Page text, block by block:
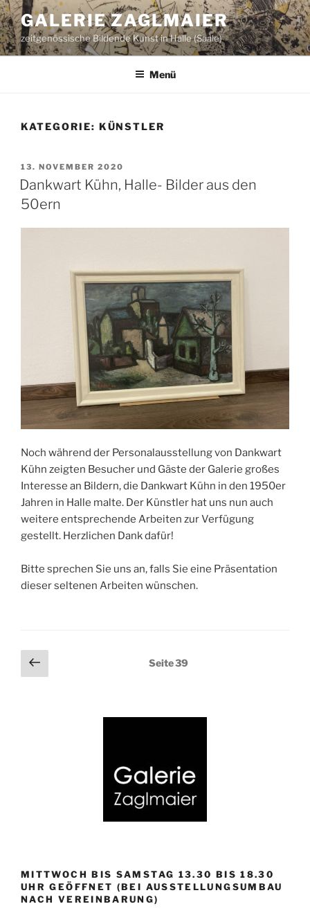
Zum
Inhalt
springen
GALERIE ZAGLMAIER
zeitgenössische Bildende Kunst in Halle (Saale)
Menü
KATEGORIE: KÜNSTLER
VERÖFFENTLICHT
AM
13. NOVEMBER 2020
Dankwart Kühn, Halle- Bilder aus den
50ern
Noch während der Personalausstellung von Dankwart
Kühn zeigten Besucher und Gäste der Galerie großes
Interesse an Bildern, die Dankwart Kühn in den 1950er
Jahren in Halle malte. Der Künstler hat uns nun auch
weitere entsprechende Arbeiten zur Verfügung
gestellt. Herzlichen Dank dafür!
Bitte sprechen Sie uns an, falls Sie eine Präsentation
dieser seltenen Arbeiten wünschen.
Seitennummerierung
der
Vorherige
Seite
Seite39
MITTWOCH BIS SAMSTAG 13.30 BIS 18.30
UHR GEÖFFNET (BEI AUSSTELLUNGSUMBAU
NACH VEREINBARUNG)